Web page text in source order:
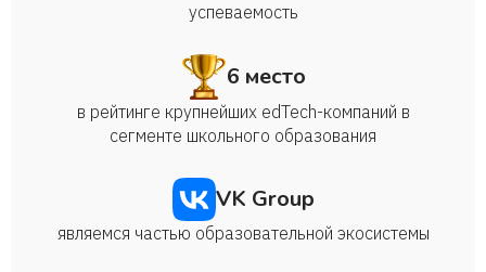
успеваемость
6 место
в рейтинге крупнейших edTech-компаний в
сегменте школьного образования
VK Group
являемся частью образовательной экосистемы